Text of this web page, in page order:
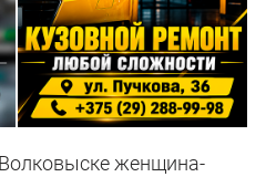
Волковыске женщина-